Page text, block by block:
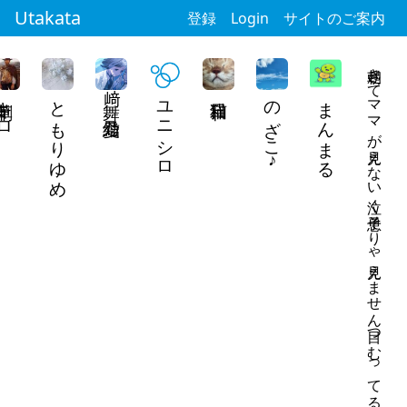
Utakata 登録 Login サイトのご案内
朝起きてママが見えない泣く息子そりゃ見えません目つむってるよ
まんまる
のざこ♪
ユニシロ
舞﨑愛結乃
ともりゆめ
ロ